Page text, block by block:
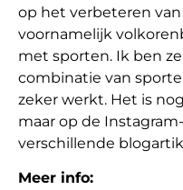
op het verbeteren
voornamelijk
met sporten. Ik ben
combinatie van
zeker werkt. Het is
maar op de
verschillende
Meer info: